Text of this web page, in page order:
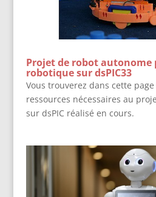
Projet de robot autonome
robotique sur dsPIC33
Vous trouverez dans cette page
ressources nécessaires au
sur dsPIC réalisé en cours.